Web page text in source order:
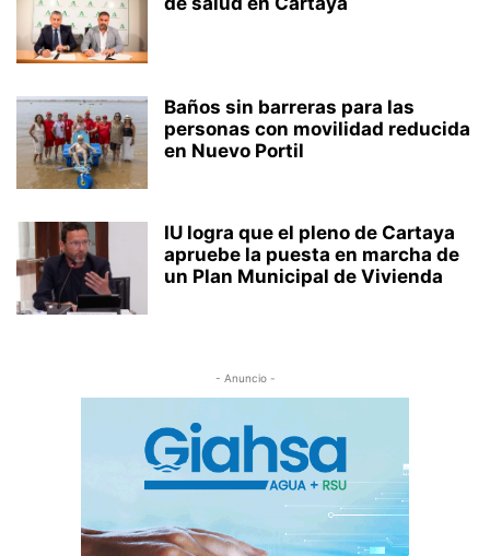
Baños sin barreras para las
personas con movilidad reducida
en Nuevo Portil
IU logra que el pleno de Cartaya
apruebe la puesta en marcha de
un Plan Municipal de Vivienda
- Anuncio -